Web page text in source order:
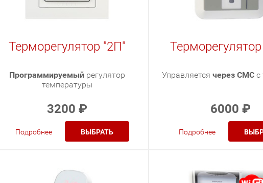
Терморегулятор "2П"
Программируемыйрегулятор
температуры
3200 ₽
Подробнее ВЫБРАТЬ
Управляется через СМС с
6000 ₽
Подробнее